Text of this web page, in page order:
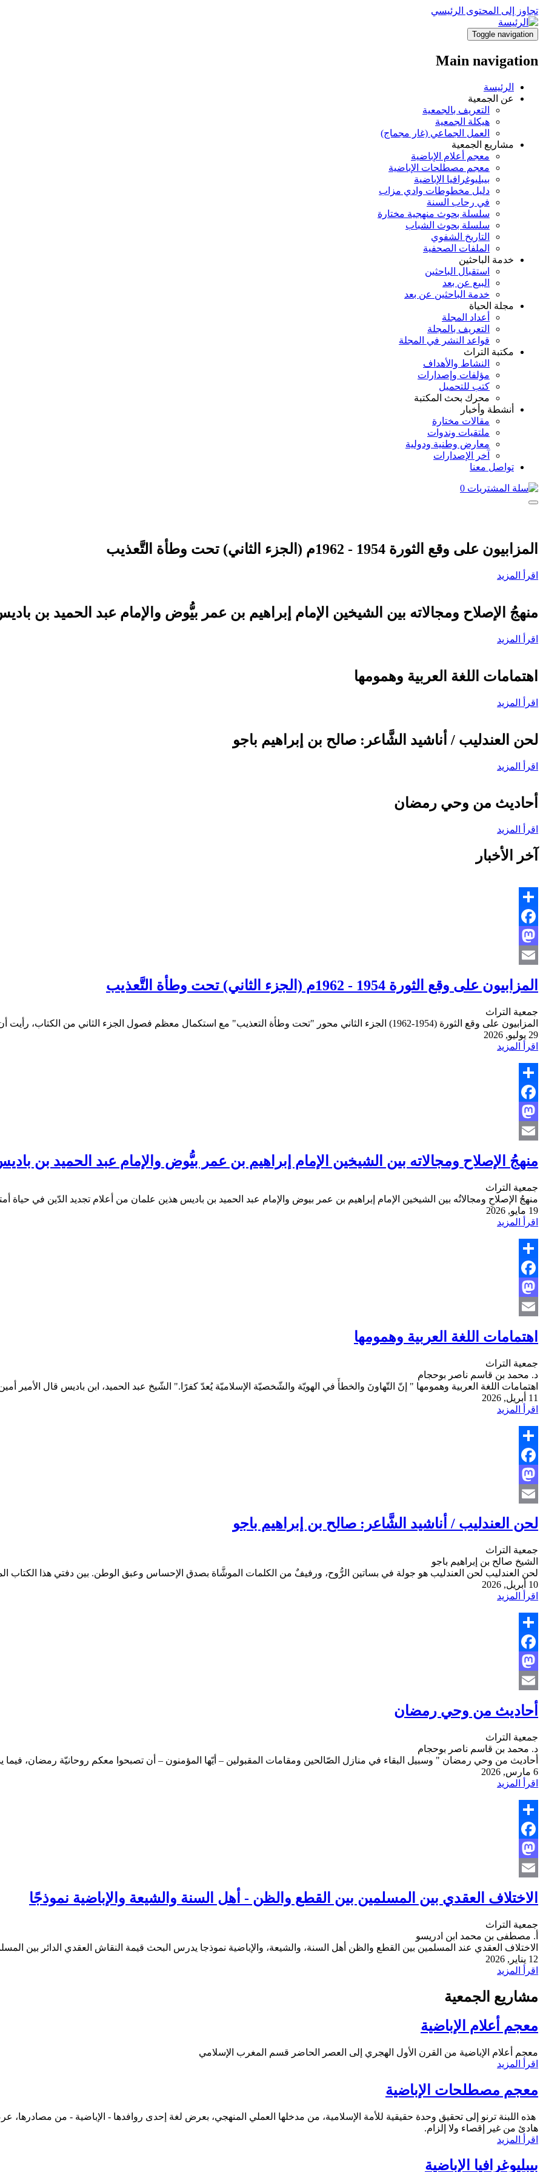
تجاوز إلى المحتوى الرئيسي
Toggle navigation
Main navigation
الرئيسة
عن الجمعية
التعريف بالجمعية
هيكلة الجمعية
العمل الجماعي (غار مجماج)
مشاريع الجمعية
معجم أعلام الإباضية
معجم مصطلحات الإباضية
بيبليوغرافيا الإباضية
دليل مخطوطات وادي مزاب
في رحاب السنة
سلسلة بحوث منهجية مختارة
سلسلة بحوث الشباب
التاريخ الشفوي
الملفات الصحفية
خدمة الباحثين
استقبال الباحثين
البيع عن بعد
خدمة الباحثين عن بعد
مجلة الحياة
أعداد المجلة
التعريف بالمجلة
قواعد النشر في المجلة
مكتبة التراث
النشاط والأهداف
مؤلفات وإصدارات
كتب للتحميل
محرك بحث المكتبة
أنشطة وأخبار
مقالات مختارة
ملتقيات وندوات
معارض وطنية ودولية
آخر الإصدارات
تواصل معنا
0
المزابيون على وقع الثورة 1954 - 1962م (الجزء الثاني) تحت وطأة التَّعذيب
اقرأ المزيد
منهجُ الإصلاح ومجالاته بين الشيخين الإمام إبراهيم بن عمر بيُّوض والإمام عبد الحميد بن
اقرأ المزيد
اهتمامات اللغة العربية وهمومها
اقرأ المزيد
لحن العندليب / أناشيد الشَّاعر: صالح بن إبراهيم باجو
اقرأ المزيد
أحاديث من وحي رمضان
اقرأ المزيد
آخر الأخبار
Share
Facebook
Mastodon
المزابيون على وقع الثورة 1954 - 1962م (الجزء الثاني) تحت وطأة التَّعذيب
جمعية التراث
المزابيون على وقع الثورة (1954-1962) الجزء الثاني محور "تحت وطأة التعذيب" مع استكمال معظم فصول الجزء الثاني من الكتاب، رأيت أن أستعجل هذا المحور
29 يوليو, 2026
اقرأ المزيد
Share
Facebook
Mastodon
منهجُ الإصلاح ومجالاته بين الشيخين الإمام إبراهيم بن عمر بيُّوض والإمام عبد الحميد بن
جمعية التراث
منهجُ الإصلاحِ ومجالاتُه بين الشيخين الإمام إبراهيم بن عمر بيوض والإمام عبد الحميد بن باديس هذين علمان من أعلام تجديد الدّين في حياة
19 مايو, 2026
اقرأ المزيد
Share
Facebook
Mastodon
اهتمامات اللغة العربية وهمومها
جمعية التراث
د. محمد بن قاسم ناصر بوحجام
اهتمامات اللغة العربية وهمومها " إنّ التّهاونَ والخطأَ في الهويّة والشّخصيّة الإسلاميّة يُعدّ كفرًا." الشّيخ عبد الحميد، ابن باديس قال الأمير
11 أبريل, 2026
اقرأ المزيد
Share
Facebook
Mastodon
لحن العندليب / أناشيد الشَّاعر: صالح بن إبراهيم باجو
جمعية التراث
الشيخ صالح بن إبراهيم باجو
لحن العندليب لحن العندليب هو جولة في بساتين الرُّوح، ورفيفٌ من الكلمات الموشَّاة بصدق الإحساس وعبق الوطن. بين دفتي هذا الكتاب
10 أبريل, 2026
اقرأ المزيد
Share
Facebook
Mastodon
Email
أحاديث من وحي رمضان
جمعية التراث
د. محمد بن قاسم ناصر بوحجام
أحاديث من وحي رمضان " وسبيل البقاء في منازل الصّالحين ومقامات المقبولين – أيّها المؤمنون – أن تصبحوا معكم روحانيّة رمضان،
6 مارس, 2026
اقرأ المزيد
Share
Facebook
Mastodon
الاختلاف العقدي بين المسلمين بين القطع والظن - أهل السنة والشيعة والإباضية نموذجًا
جمعية التراث
أ. مصطفى بن محمد ابن ادريسو
الاختلاف العقدي عند المسلمين بين القطع والظن أهل السنة، والشيعة، والإباضية نموذجا يدرس البحث قيمة النقاش العقدي الدائر بين
12 يناير, 2026
اقرأ المزيد
مشاريع الجمعية
معجم أعلام الإباضية
معجم أعلام الإباضية من القرن الأول الهجري إلى العصر الحاضر قسم المغرب الإسلامي
اقرأ المزيد
معجم مصطلحات الإباضية
هذه اللبنة ترنو إلى تحقيق وحدة حقيقية للأمة الإسلامية، من مدخلها العملي المنهجي، بعرض لغة إحدى روافدها - الإباضية - من مصادرها،
هادئ من غير إقصاء ولا إلزام.
اقرأ المزيد
بيبليوغرافيا الإباضية